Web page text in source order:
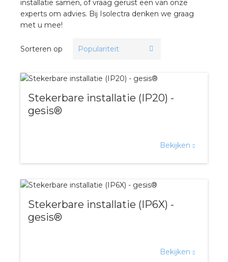
installatie samen, of vraag gerust een van onze
experts om advies. Bij Isolectra denken we graag
met u mee!
Sorteren op
Stekerbare installatie (IP20) -
gesis®
Bekijken
Stekerbare installatie (IP6X) -
gesis®
Bekijken
installeren
installeren in beton
installeren in de tuinbouw